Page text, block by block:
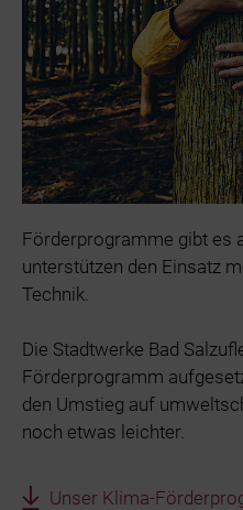
Förderprogramme gibt es
unterstützen den Einsatz
Technik.
Die Stadtwerke Bad
Förderprogramm
den Umstieg auf
noch etwas leichter.
Unser Klima-